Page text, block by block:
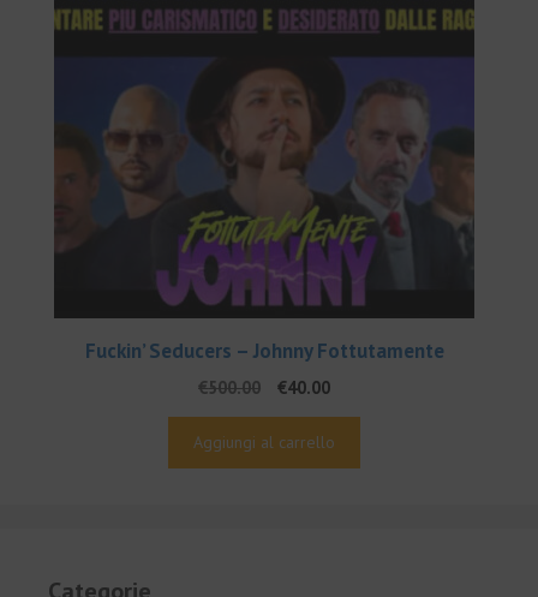
Fuckin’ Seducers – Johnny Fottutamente
€500.00
Il
prezzo
originale
€40.00Il
prezzo
attuale
Aggiungi al carrello